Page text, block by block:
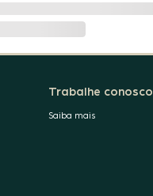
Trabalhe conosco
Saiba mais